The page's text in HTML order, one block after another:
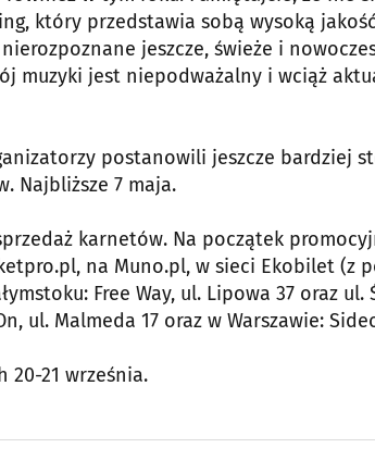
który przedstawia sobą wysoką
jeszcze, świeże i
muzyki jest niepodważalny i wciąż
postanowili jeszcze bardziej
Najbliższe 7 maja.
karnetów. Na początek
na Muno.pl, w sieci Ekobilet (z
Free Way, ul. Lipowa 37 oraz ul.
ul. Malmeda 17 oraz w Warszawie:
20-21 września.